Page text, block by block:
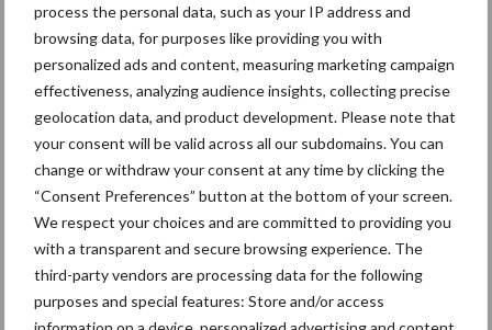
process the personal data, such as your IP address and
browsing data, for purposes like providing you with
personalized ads and content, measuring marketing campaign
effectiveness, analyzing audience insights, collecting precise
geolocation data, and product development. Please note that
your consent will be valid across all our subdomains. You can
change or withdraw your consent at any time by clicking the
“Consent Preferences” button at the bottom of your screen.
We respect your choices and are committed to providing you
with a transparent and secure browsing experience. The
third-party vendors are processing data for the following
purposes and special features: Store and/or access
Machines Duurzaamheid
Kunstmeststrooier Pootmachine
Toon meer